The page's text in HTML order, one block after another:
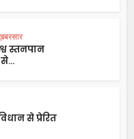
स्तनपान
से प्रेरित